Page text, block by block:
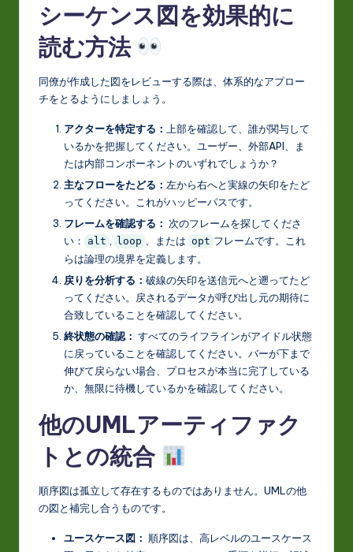
シーケンス図を効果的に
読む方法
同僚が作成した図をレビューする際は、体系的なアプロー
チをとるようにしましょう。
アクターを特定する：
上部を確認して、誰が関与して
いるかを把握してください。ユーザー、外部API、ま
たは内部コンポーネントのいずれでしょうか？
主なフローをたどる： 左から右へと実線の矢印をたど
ってください。これがハッピーパスです。
フレームを確認する： 次のフレームを探してくださ
い：
alt , loop 、または opt フレームです。これ
らは論理の境界を定義します。
戻りを分析する： 破線の矢印を送信元へと遡ってたど
ってください。戻されるデータが呼び出し元の期待に
合致していることを確認してください。
終状態の確認： すべてのライフラインがアイドル状態
に戻っていることを確認してください。バーが下まで
伸びて戻らない場合、プロセスが本当に完了している
か、無限に待機しているかを確認してください。
他のUMLアーティファク
トとの統合
順序図は孤立して存在するものではありません。UMLの他
の図と補完し合うものです。
ユースケース図： 順序図は、高レベルのユースケース